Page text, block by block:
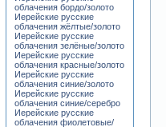
облачения бордо/золото
Иерейские русские
облачения жёлтые/золото
Иерейские русские
облачения зелёные/золото
Иерейские русские
облачения красные/золото
Иерейские русские
облачения синие/золото
Иерейские русские
облачения синие/серебро
Иерейские русские
облачения фиолетовые/